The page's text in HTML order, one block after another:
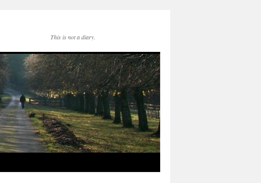
This is not a diary.